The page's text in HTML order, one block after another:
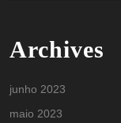
Archives
junho 2023
maio 2023